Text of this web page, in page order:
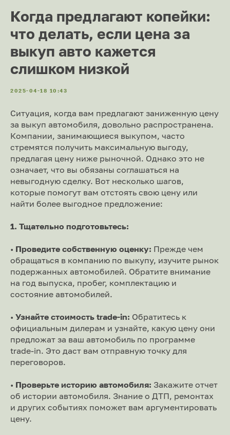
Когда предлагают копейки:
что делать, если цена за
выкуп авто кажется
слишком низкой
2025-04-18 10:43
Ситуация, когда вам предлагают заниженную цену
за выкуп автомобиля, довольно распространена.
Компании, занимающиеся выкупом, часто
стремятся получить максимальную выгоду,
предлагая цену ниже рыночной. Однако это не
означает, что вы обязаны соглашаться на
невыгодную сделку. Вот несколько шагов,
которые помогут вам отстоять свою цену или
найти более выгодное предложение:
1. Тщательно подготовьтесь:
• Проведите собственную оценку: Прежде чем
обращаться в компанию по выкупу, изучите рынок
подержанных автомобилей. Обратите внимание
на год выпуска, пробег, комплектацию и
состояние автомобилей.
• Узнайте стоимость trade-in: Обратитесь к
официальным дилерам и узнайте, какую цену они
предложат за ваш автомобиль по программе
trade-in. Это даст вам отправную точку для
переговоров.
• Проверьте историю автомобиля: Закажите отчет
об истории автомобиля. Знание о ДТП, ремонтах
и других событиях поможет вам аргументировать
цену.